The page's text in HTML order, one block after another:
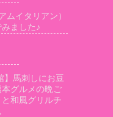
ムイタリアン）
ました♪
】馬刺しにお豆
グルメの晩ご
和風グリルチ